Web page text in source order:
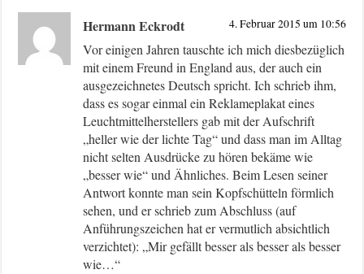
Hermann Eckrodt 4. Februar 2015 um 10:56
Vor einigen Jahren tauschte ich mich diesbezüglich
mit einem Freund in England aus, der auch ein
ausgezeichnetes Deutsch spricht. Ich schrieb ihm,
dass es sogar einmal ein Reklameplakat eines
Leuchtmittelherstellers gab mit der Aufschrift
„heller wie der lichte Tag“ und dass man im Alltag
nicht selten Ausdrücke zu hören bekäme wie
„besser wie“ und Ähnliches. Beim Lesen seiner
Antwort konnte man sein Kopfschütteln förmlich
sehen, und er schrieb zum Abschluss (auf
Anführungszeichen hat er vermutlich absichtlich
verzichtet): „Mir gefällt besser als besser als besser
wie…“